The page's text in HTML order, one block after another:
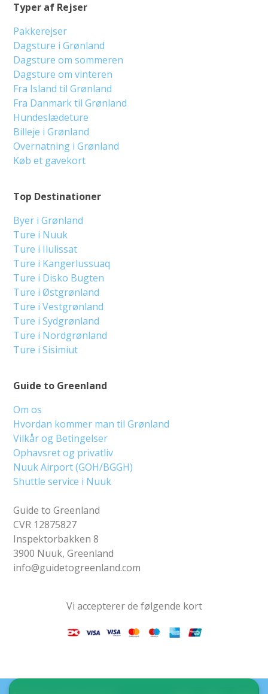
Guide to Greenland
Om os
Hvordan kommer man til Grønland
Vilkår og Betingelser
Ophavsret og privatliv
Nuuk Airport (GOH/BGGH)
Shuttle service i Nuuk
Guide to Greenland
CVR 12875827
Inspektorbakken 8
3900 Nuuk, Greenland
info@guidetogreenland.com
Top Destinationer
Byer i Grønland
Ture i Nuuk
Ture i Ilulissat
Ture i Kangerlussuaq
Ture i Disko Bugten
Ture i Østgrønland
Ture i Vestgrønland
Ture i Sydgrønland
Ture i Nordgrønland
Ture i Sisimiut
Typer af Rejser
Pakkerejser
Dagsture i Grønland
Dagsture om sommeren
Dagsture om vinteren
Fra Island til Grønland
Fra Danmark til Grønland
Hundeslædeture
Billeje i Grønland
Overnatning i Grønland
Køb et gavekort
Vi accepterer de følgende kort